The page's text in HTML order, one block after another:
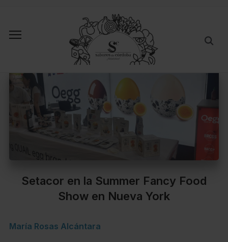
Setacor en la Summer Fancy Food
Show en Nueva York
María Rosas Alcántara